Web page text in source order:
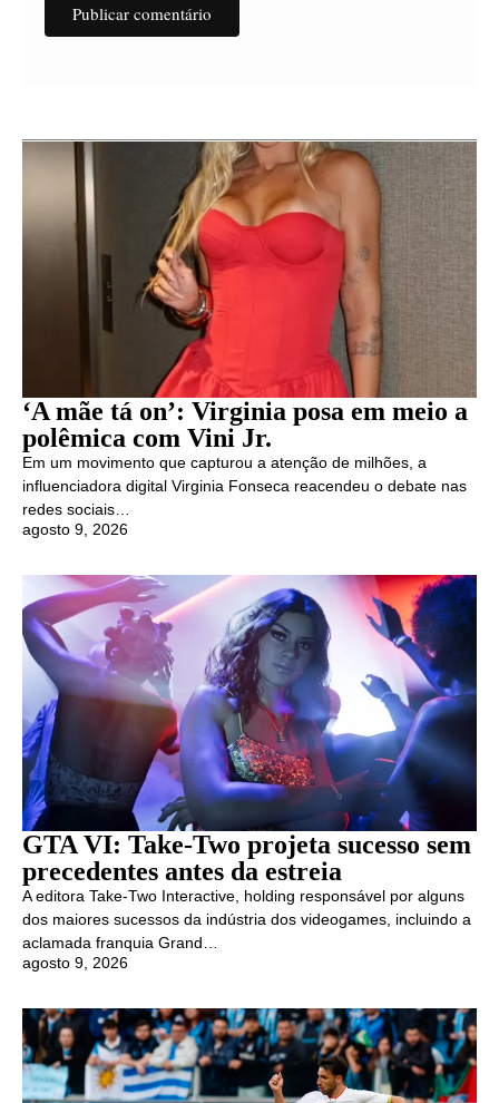
‘A mãe tá on’: Virginia posa em meio a
polêmica com Vini Jr.
Em um movimento que capturou a atenção de milhões, a
influenciadora digital Virginia Fonseca reacendeu o debate nas
redes sociais…
agosto 9, 2026
GTA VI: Take-Two projeta sucesso sem
precedentes antes da estreia
A editora Take-Two Interactive, holding responsável por alguns
dos maiores sucessos da indústria dos videogames, incluindo a
aclamada franquia Grand…
agosto 9, 2026